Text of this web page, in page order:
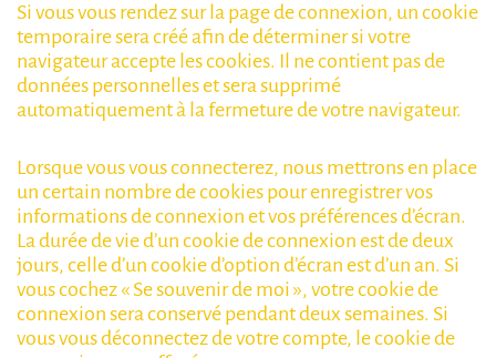
Si vous vous rendez sur la page de connexion, un cookie
temporaire sera créé afin de déterminer si votre
navigateur accepte les cookies. Il ne contient pas de
données personnelles et sera supprimé
automatiquement à la fermeture de votre navigateur.
Lorsque vous vous connecterez, nous mettrons en place
un certain nombre de cookies pour enregistrer vos
informations de connexion et vos préférences d’écran.
La durée de vie d’un cookie de connexion est de deux
jours, celle d’un cookie d’option d’écran est d’un an. Si
vous cochez « Se souvenir de moi », votre cookie de
connexion sera conservé pendant deux semaines. Si
vous vous déconnectez de votre compte, le cookie de